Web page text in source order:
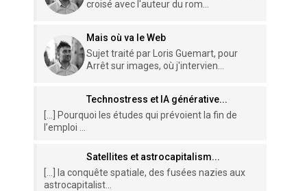
croisé avec l'auteur du rom...
Mais où va le Web
Sujet traité par Loris Guemart, pour
Arrêt sur images, où j'intervien...
Technostress et IA générative...
[…] Pourquoi les études qui prévoient la fin de
l’emploi ...
Satellites et astrocapitalism...
[…] la conquête spatiale, des fusées nazies aux
astrocapitalist...